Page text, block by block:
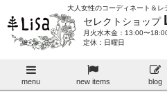
大人女性のコーディネート＆レ
セレクトショップ
月火水木金：13:00〜
定休：日曜日
menu new items blog